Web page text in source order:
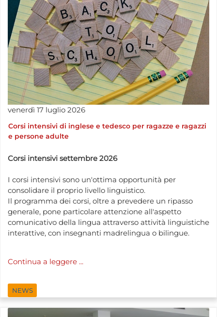
venerdì 17 luglio 2026
Corsi intensivi di inglese e tedesco per ragazze e ragazzi
e persone adulte
Corsi intensivi settembre 2026
I corsi intensivi sono un'ottima opportunità per
consolidare il proprio livello linguistico.
Il programma dei corsi, oltre a prevedere un ripasso
generale, pone particolare attenzione all'aspetto
comunicativo della lingua attraverso attività linguistiche
interattive, con insegnanti madrelingua o bilingue.
Continua a leggere ...
NEWS